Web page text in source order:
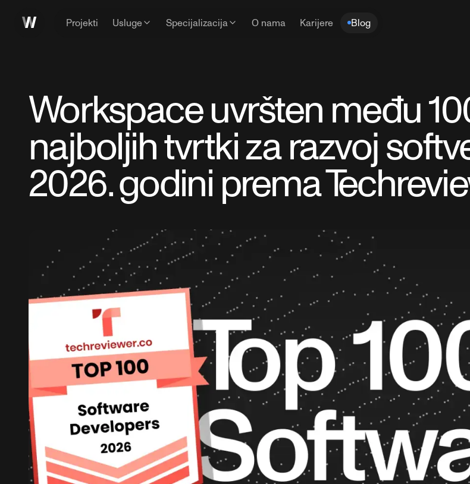
Projekti Usluge Specijalizacija O nama Karijere Blog
Workspace uvršten među
najboljih tvrtki za razvoj
2026. godini prema